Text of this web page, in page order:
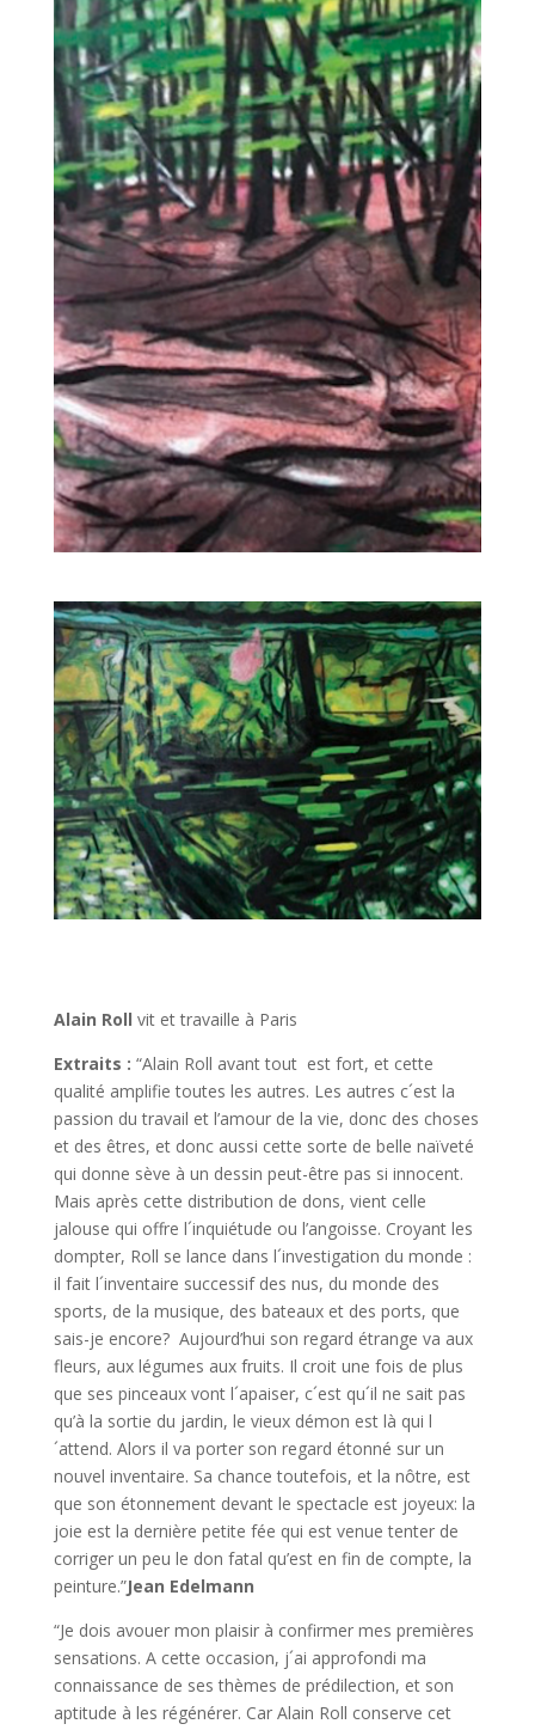
Alain Roll vit et travaille à Paris
Extraits : “Alain Roll avant tout est fort, et cette
qualité amplifie toutes les autres. Les autres c´est la
passion du travail et l’amour de la vie, donc des choses
et des êtres, et donc aussi cette sorte de belle naïveté
qui donne sève à un dessin peut-être pas si innocent.
Mais après cette distribution de dons, vient celle
jalouse qui offre l´inquiétude ou l’angoisse. Croyant les
dompter, Roll se lance dans l´investigation du monde :
il fait l´inventaire successif des nus, du monde des
sports, de la musique, des bateaux et des ports, que
sais-je encore? Aujourd’hui son regard étrange va aux
fleurs, aux légumes aux fruits. Il croit une fois de plus
que ses pinceaux vont l´apaiser, c´est qu´il ne sait pas
qu’à la sortie du jardin, le vieux démon est là qui l
´attend. Alors il va porter son regard étonné sur un
nouvel inventaire. Sa chance toutefois, et la nôtre, est
que son étonnement devant le spectacle est joyeux: la
joie est la dernière petite fée qui est venue tenter de
corriger un peu le don fatal qu’est en fin de compte, la
peinture.”Jean Edelmann
“Je dois avouer mon plaisir à confirmer mes premières
sensations. A cette occasion, j´ai approfondi ma
connaissance de ses thèmes de prédilection, et son
aptitude à les régénérer. Car Alain Roll conserve cet